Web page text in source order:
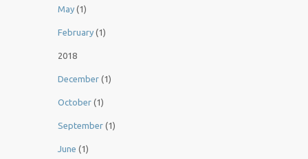
May (1)
February (1)
2018
December (1)
October (1)
September (1)
June (1)